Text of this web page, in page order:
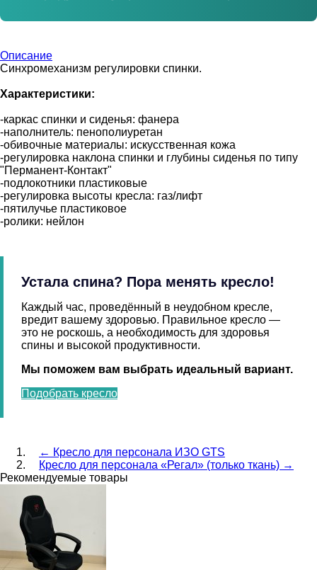
Описание
Синхромеханизм регулировки спинки.
Характеристики:
-каркас спинки и сиденья: фанера
-наполнитель: пенополиуретан
-обивочные материалы: искусственная кожа
-регулировка наклона спинки и глубины сиденья по типу
"Перманент-Контакт"
-подлокотники пластиковые
-регулировка высоты кресла: газ/лифт
-пятилучье пластиковое
-ролики: нейлон
Устала спина? Пора менять кресло!
Каждый час, проведённый в неудобном кресле,
вредит вашему здоровью. Правильное кресло —
это не роскошь, а необходимость для здоровья
спины и высокой продуктивности.
Мы поможем вам выбрать идеальный вариант.
Подобрать кресло
← Кресло для персонала ИЗО GTS
Кресло для персонала «Регал» (только ткань) →
Рекомендуемые товары